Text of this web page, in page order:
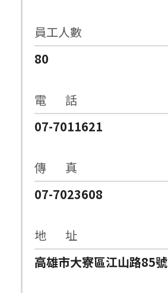
員工人數
80
電 話
07-7011621
傳 真
07-7023608
地 址
高雄市大寮區江山路85號